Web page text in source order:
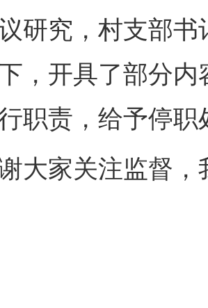
研究，村支部
，开具了部分
职责，给予停职
家关注监督，